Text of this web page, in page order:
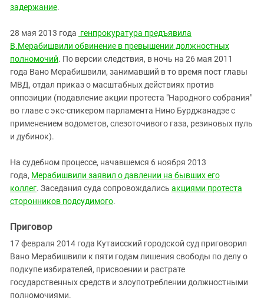
задержание.
28 мая 2013 года генпрокуратура предъявила
В.Мерабишвили обвинение в превышении должностных
полномочий. По версии следствия, в ночь на 26 мая 2011
года Вано Мерабишвили, занимавший в то время пост главы
МВД, отдал приказ о масштабных действиях против
оппозиции (подавление акции протеста "Народного собрания"
во главе с экс-спикером парламента Нино Бурджанадзе с
применением водометов, слезоточивого газа, резиновых пуль
и дубинок).
На судебном процессе, начавшемся 6 ноября 2013
года, Мерабишвили заявил о давлении на бывших его
коллег. Заседания суда сопровождались акциями протеста
сторонников подсудимого.
Приговор
17 февраля 2014 года Кутаисский городской суд приговорил
Вано Мерабишвили к пяти годам лишения свободы по делу о
подкупе избирателей, присвоении и растрате
государственных средств и злоупотреблении должностными
полномочиями.